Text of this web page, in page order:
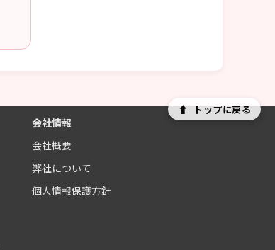
⬆ トップに戻る
会社情報
会社概要
弊社について
個人情報保護方針